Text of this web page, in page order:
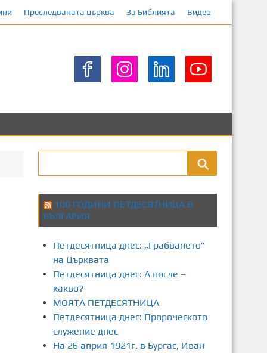
Преследваната църква За Библията Видео
100 ГОДИНИ ПЕТДЕСЯТНИЦА В
БЪЛГАРИЯ
Петдесятница днес: „Грабването”
на Църквата
Петдесятница днес: А после –
какво?
МОЯТА ПЕТДЕСЯТНИЦА
Петдесятница днес: Пророческото
служение днес
На 26 април 1921г. в Бургас, Иван